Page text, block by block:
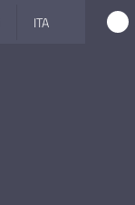
ITA